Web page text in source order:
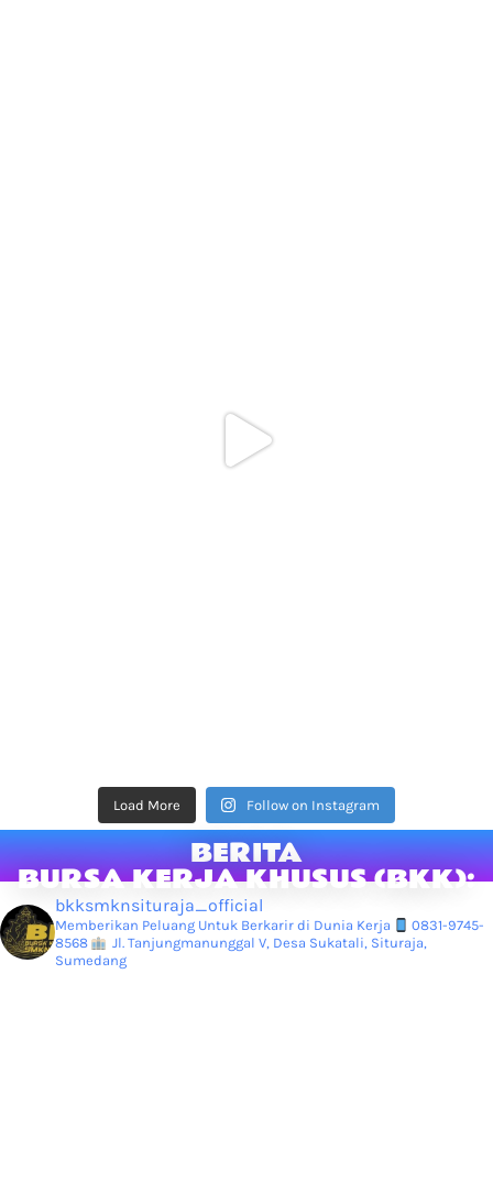
Load More Follow on Instagram
BERITA
BURSA KERJA KHUSUS (BKK):
bkksmknsituraja_official
Memberikan Peluang Untuk Berkarir di Dunia Kerja
0831-9745-
8568
Jl. Tanjungmanunggal V, Desa Sukatali, Situraja,
Sumedang